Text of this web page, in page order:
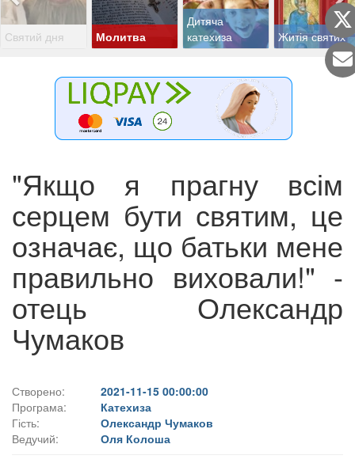
Святий дня Молитва
Дитяча
катехиза
Житія святих
"Якщо я прагну всім
серцем бути святим, це
означає, що батьки мене
правильно виховали!" -
отець Олександр
Чумаков
Створено:
2021-11-15 00:00:00
Програма:
Катехиза
Гість:
Олександр Чумаков
Ведучий:
Оля Колоша